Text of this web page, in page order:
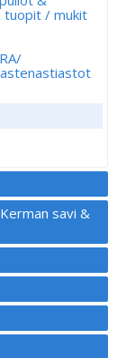
tuopit / mukit
savi &